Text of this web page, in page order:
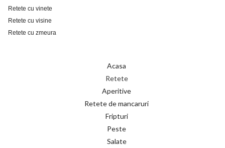
Retete cu vinete
Retete cu visine
Retete cu zmeura
Acasa
Retete
Aperitive
Retete de mancaruri
Fripturi
Peste
Salate